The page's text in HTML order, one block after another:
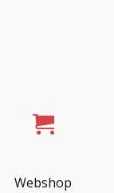
Webshop